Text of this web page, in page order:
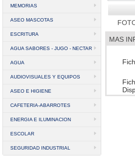
MEMORIAS
ASEO MASCOTAS
ESCRITURA
AGUA SABORES - JUGO - NECTAR
AGUA
AUDIOVISUALES Y EQUIPOS
ASEO E HIGIENE
CAFETERIA-ABARROTES
ENERGIA E ILUMINACION
ESCOLAR
SEGURIDAD INDUSTRIAL
MAS